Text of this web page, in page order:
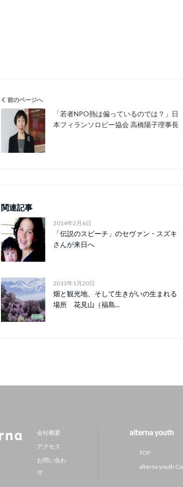
前のページへ
「若者NPO熱は偏っているのでは？」日
本フィランソロピー協会 高橋陽子理事長
関連記事
2014年2月6日
「伝説のスピーチ」のセヴァン・スズキ
さんが来日へ
2013年1月20日
畑と観光地、そして生きがいの生まれる
場所 花見山（福島...
会社概要
アクセス
お問い合わ
せ
alterna youth
TOP
alterna youth